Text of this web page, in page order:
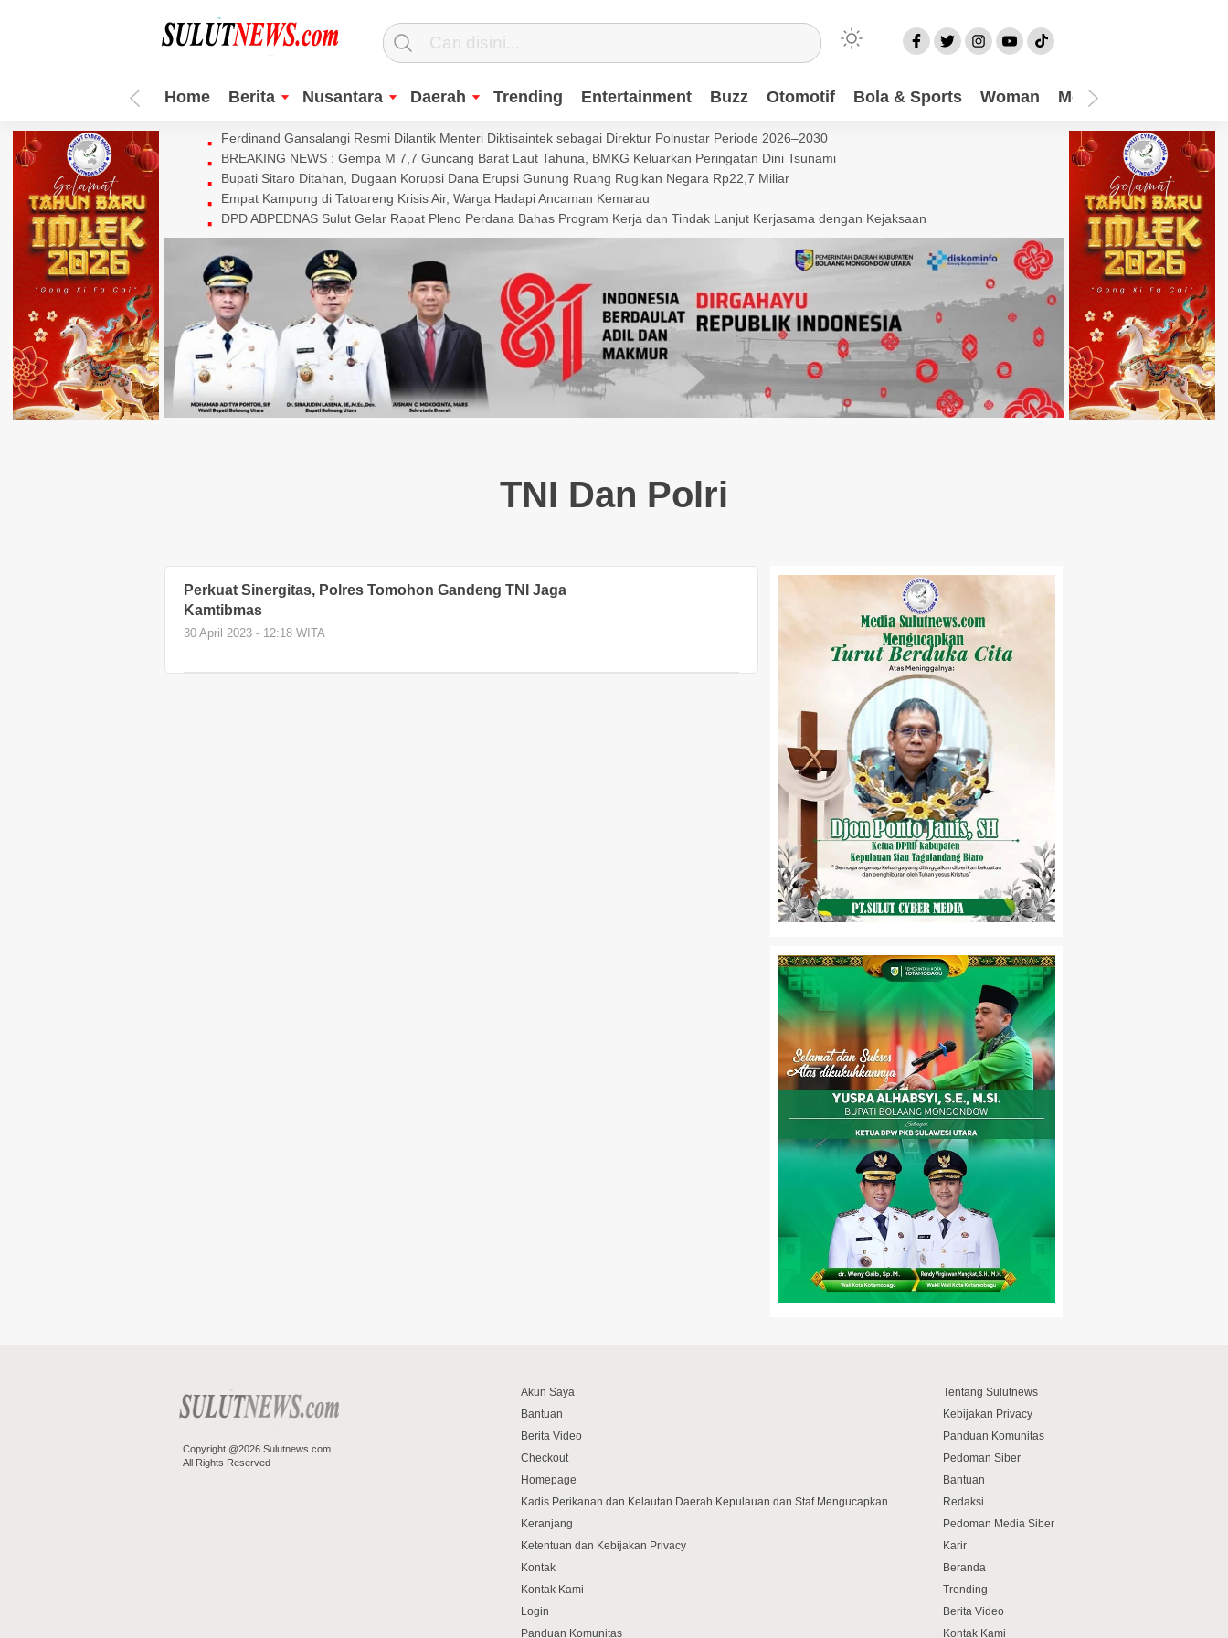
Home Berita Nusantara Daerah Trending Entertainment Buzz Otomotif Bola & Sports Woman Mom
Ferdinand Gansalangi Resmi Dilantik Menteri Diktisaintek sebagai Direktur Polnustar Periode 2026–2030
BREAKING NEWS : Gempa M 7,7 Guncang Barat Laut Tahuna, BMKG Keluarkan Peringatan Dini Tsunami
Bupati Sitaro Ditahan, Dugaan Korupsi Dana Erupsi Gunung Ruang Rugikan Negara Rp22,7 Miliar
Empat Kampung di Tatoareng Krisis Air, Warga Hadapi Ancaman Kemarau
DPD ABPEDNAS Sulut Gelar Rapat Pleno Perdana Bahas Program Kerja dan Tindak Lanjut Kerjasama dengan Kejaksaan
TNI Dan Polri
Perkuat Sinergitas, Polres Tomohon Gandeng TNI Jaga
Kamtibmas
30 April 2023 - 12:18 WITA
Copyright @2026 Sulutnews.com
All Rights Reserved
Akun Saya
Bantuan
Berita Video
Checkout
Homepage
Kadis Perikanan dan Kelautan Daerah Kepulauan dan Staf Mengucapkan
Keranjang
Ketentuan dan Kebijakan Privacy
Kontak
Kontak Kami
Login
Panduan Komunitas
Tentang Sulutnews
Kebijakan Privacy
Panduan Komunitas
Pedoman Siber
Bantuan
Redaksi
Pedoman Media Siber
Karir
Beranda
Trending
Berita Video
Kontak Kami